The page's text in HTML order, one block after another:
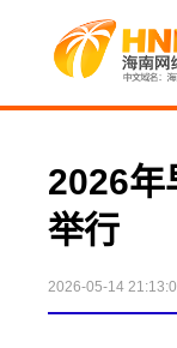
2026年
举行
2026-05-14